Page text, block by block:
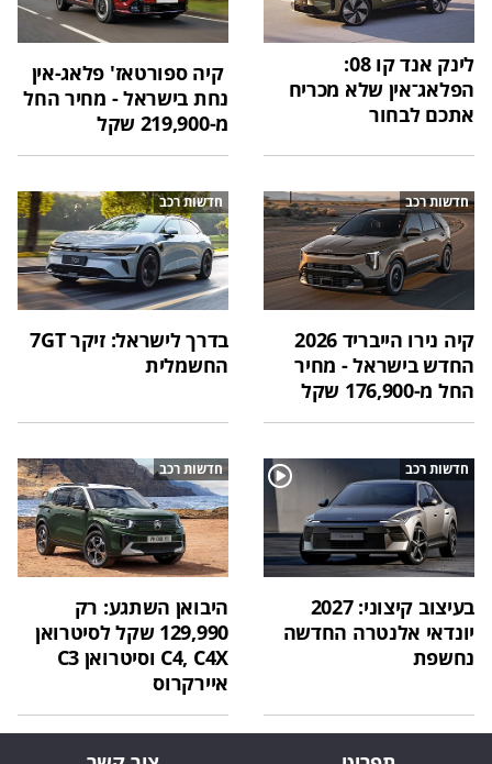
לינק אנד קו 08:
הפלאג־אין שלא מכריח
אתכם לבחור
קיה ספורטאז' פלאג-אין
נחת בישראל - מחיר החל
מ-219,900 שקל
חדשות רכב
קיה נירו הייבריד 2026
החדש בישראל - מחיר
החל מ-176,900 שקל
חדשות רכב
בדרך לישראל: זיקר 7GT
החשמלית
חדשות רכב
בעיצוב קיצוני: 2027
יונדאי אלנטרה החדשה
נחשפת
חדשות רכב
היבואן השתגע: רק
129,990 שקל לסיטרואן
C4, C4X וסיטרואן C3
איירקרוס